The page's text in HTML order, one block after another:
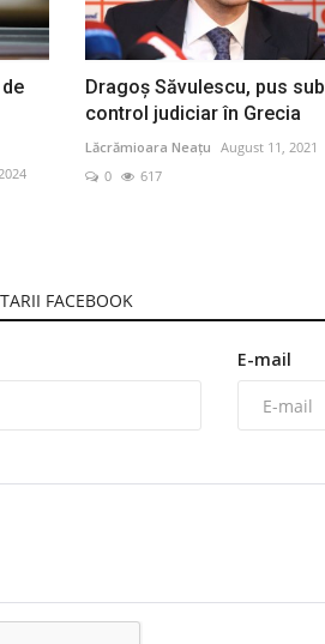
Dragoş Săvulescu, pus sub
control judiciar în Grecia
Lăcrămioara Neațu August 11, 2021
0
617
FACEBOOK
E-mail